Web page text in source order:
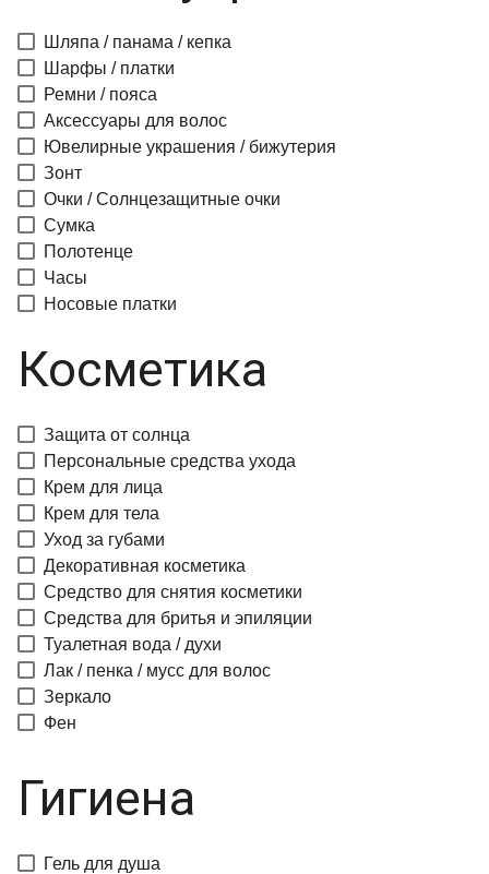
Шляпа / панама / кепка
Шарфы / платки
Ремни / пояса
Аксессуары для волос
Ювелирные украшения / бижутерия
Зонт
Очки / Солнцезащитные очки
Сумка
Полотенце
Часы
Носовые платки
Косметика
Защита от солнца
Персональные средства ухода
Крем для лица
Крем для тела
Уход за губами
Декоративная косметика
Средство для снятия косметики
Средства для бритья и эпиляции
Туалетная вода / духи
Лак / пенка / мусс для волос
Зеркало
Фен
Гигиена
Гель для душа